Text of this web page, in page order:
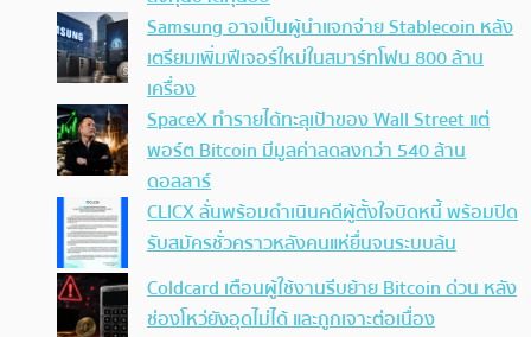
Samsung อาจเป็นผู้นำแจกจ่าย Stablecoin หลัง
เตรียมเพิ่มฟีเจอร์ใหม่ในสมาร์ทโฟน 800 ล้าน
เครื่อง
SpaceX ทำรายได้ทะลุเป้าของ Wall Street แต่
พอร์ต Bitcoin มีมูลค่าลดลงกว่า 540 ล้าน
ดอลลาร์
CLICX ลั่นพร้อมดำเนินคดีผู้ตั้งใจบิดหนี้ พร้อมปิด
รับสมัครชั่วคราวหลังคนแห่ยื่นจนระบบล้น
Coldcard เตือนผู้ใช้งานรีบย้าย Bitcoin ด่วน หลัง
ช่องโหว่ยังอุดไม่ได้ และถูกเจาะต่อเนื่อง